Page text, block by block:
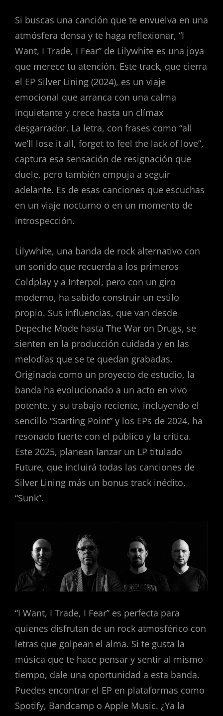
Si buscas una canción que te envuelva en una
atmósfera densa y te haga reflexionar, “I
Want, I Trade, I Fear” de Lilywhite es una joya
que merece tu atención. Este track, que cierra
el EP Silver Lining (2024), es un viaje
emocional que arranca con una calma
inquietante y crece hasta un clímax
desgarrador. La letra, con frases como “all
we’ll lose it all, forget to feel the lack of love”,
captura esa sensación de resignación que
duele, pero también empuja a seguir
adelante. Es de esas canciones que escuchas
en un viaje nocturno o en un momento de
introspección.
Lilywhite, una banda de rock alternativo con
un sonido que recuerda a los primeros
Coldplay y a Interpol, pero con un giro
moderno, ha sabido construir un estilo
propio. Sus influencias, que van desde
Depeche Mode hasta The War on Drugs, se
sienten en la producción cuidada y en las
melodías que se te quedan grabadas.
Originada como un proyecto de estudio, la
banda ha evolucionado a un acto en vivo
potente, y su trabajo reciente, incluyendo el
sencillo “Starting Point” y los EPs de 2024, ha
resonado fuerte con el público y la crítica.
Este 2025, planean lanzar un LP titulado
Future, que incluirá todas las canciones de
Silver Lining más un bonus track inédito,
“Sunk”.
“I Want, I Trade, I Fear” es perfecta para
quienes disfrutan de un rock atmosférico con
letras que golpean el alma. Si te gusta la
música que te hace pensar y sentir al mismo
tiempo, dale una oportunidad a esta banda.
Puedes encontrar el EP en plataformas como
Spotify, Bandcamp o Apple Music. ¿Ya la